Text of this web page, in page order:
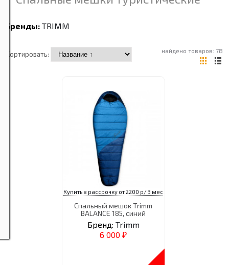
Бренды: TRIMM
Сортировать: найдено товаров: 78
Купить в рассрочку от 2200 р/ 3 мес
Спальный мешок Trimm
BALANCE 185, синий
Бренд: Trimm
6 000 ₽